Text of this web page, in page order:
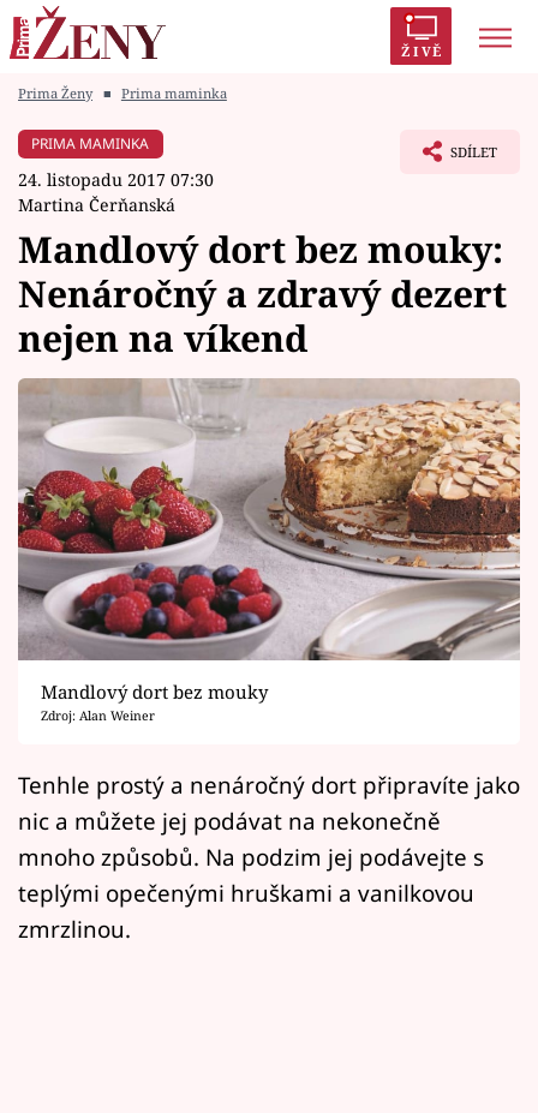
ŽIVĚ
Módní alarm
Zrádci
Témata
Celebrity
Vztahy
Seriály
Horoskopy
Sledujte prima+
Filmový festival Karlovy Vary
Pořady
Mámy sobě
Přihlášení
Sledujte nás
Prima Ženy ■ Prima maminka
PRIMA MAMINKA
24. listopadu 2017 07:30
Martina Čerňanská
SDÍLET
Mandlový dort bez mouky:
Nenáročný a zdravý dezert
nejen na víkend
Mandlový dort bez mouky
Zdroj: Alan Weiner
Tenhle prostý a nenáročný dort připravíte jako
nic a můžete jej podávat na nekonečně
mnoho způsobů. Na podzim jej podávejte s
teplými opečenými hruškami a vanilkovou
zmrzlinou.